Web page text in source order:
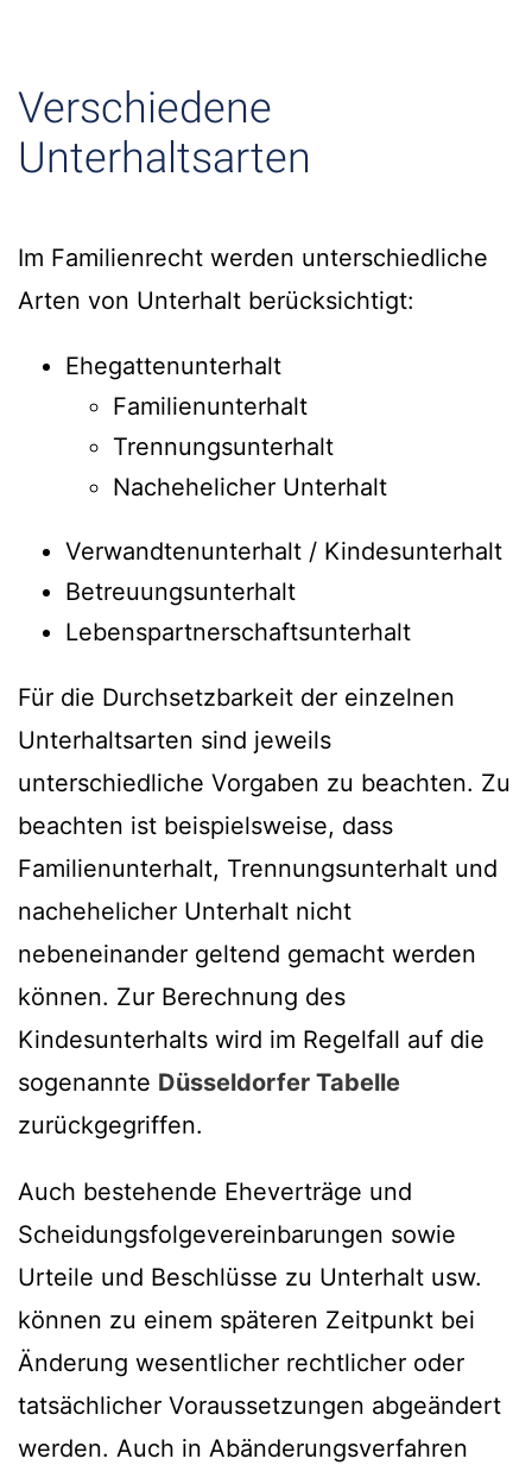
Verschiedene
Unterhaltsarten
Im Familienrecht werden unterschiedliche
Arten von Unterhalt berücksichtigt:
Ehegattenunterhalt
Familienunterhalt
Trennungsunterhalt
Nachehelicher Unterhalt
Verwandtenunterhalt / Kindesunterhalt
Betreuungsunterhalt
Lebenspartnerschaftsunterhalt
Für die Durchsetzbarkeit der einzelnen
Unterhaltsarten sind jeweils
unterschiedliche Vorgaben zu beachten. Zu
beachten ist beispielsweise, dass
Familienunterhalt, Trennungsunterhalt und
nachehelicher Unterhalt nicht
nebeneinander geltend gemacht werden
können. Zur Berechnung des
Kindesunterhalts wird im Regelfall auf die
sogenannte Düsseldorfer Tabelle
zurückgegriffen.
Auch bestehende Eheverträge und
Scheidungsfolgevereinbarungen sowie
Urteile und Beschlüsse zu Unterhalt usw.
können zu einem späteren Zeitpunkt bei
Änderung wesentlicher rechtlicher oder
tatsächlicher Voraussetzungen abgeändert
werden. Auch in Abänderungsverfahren